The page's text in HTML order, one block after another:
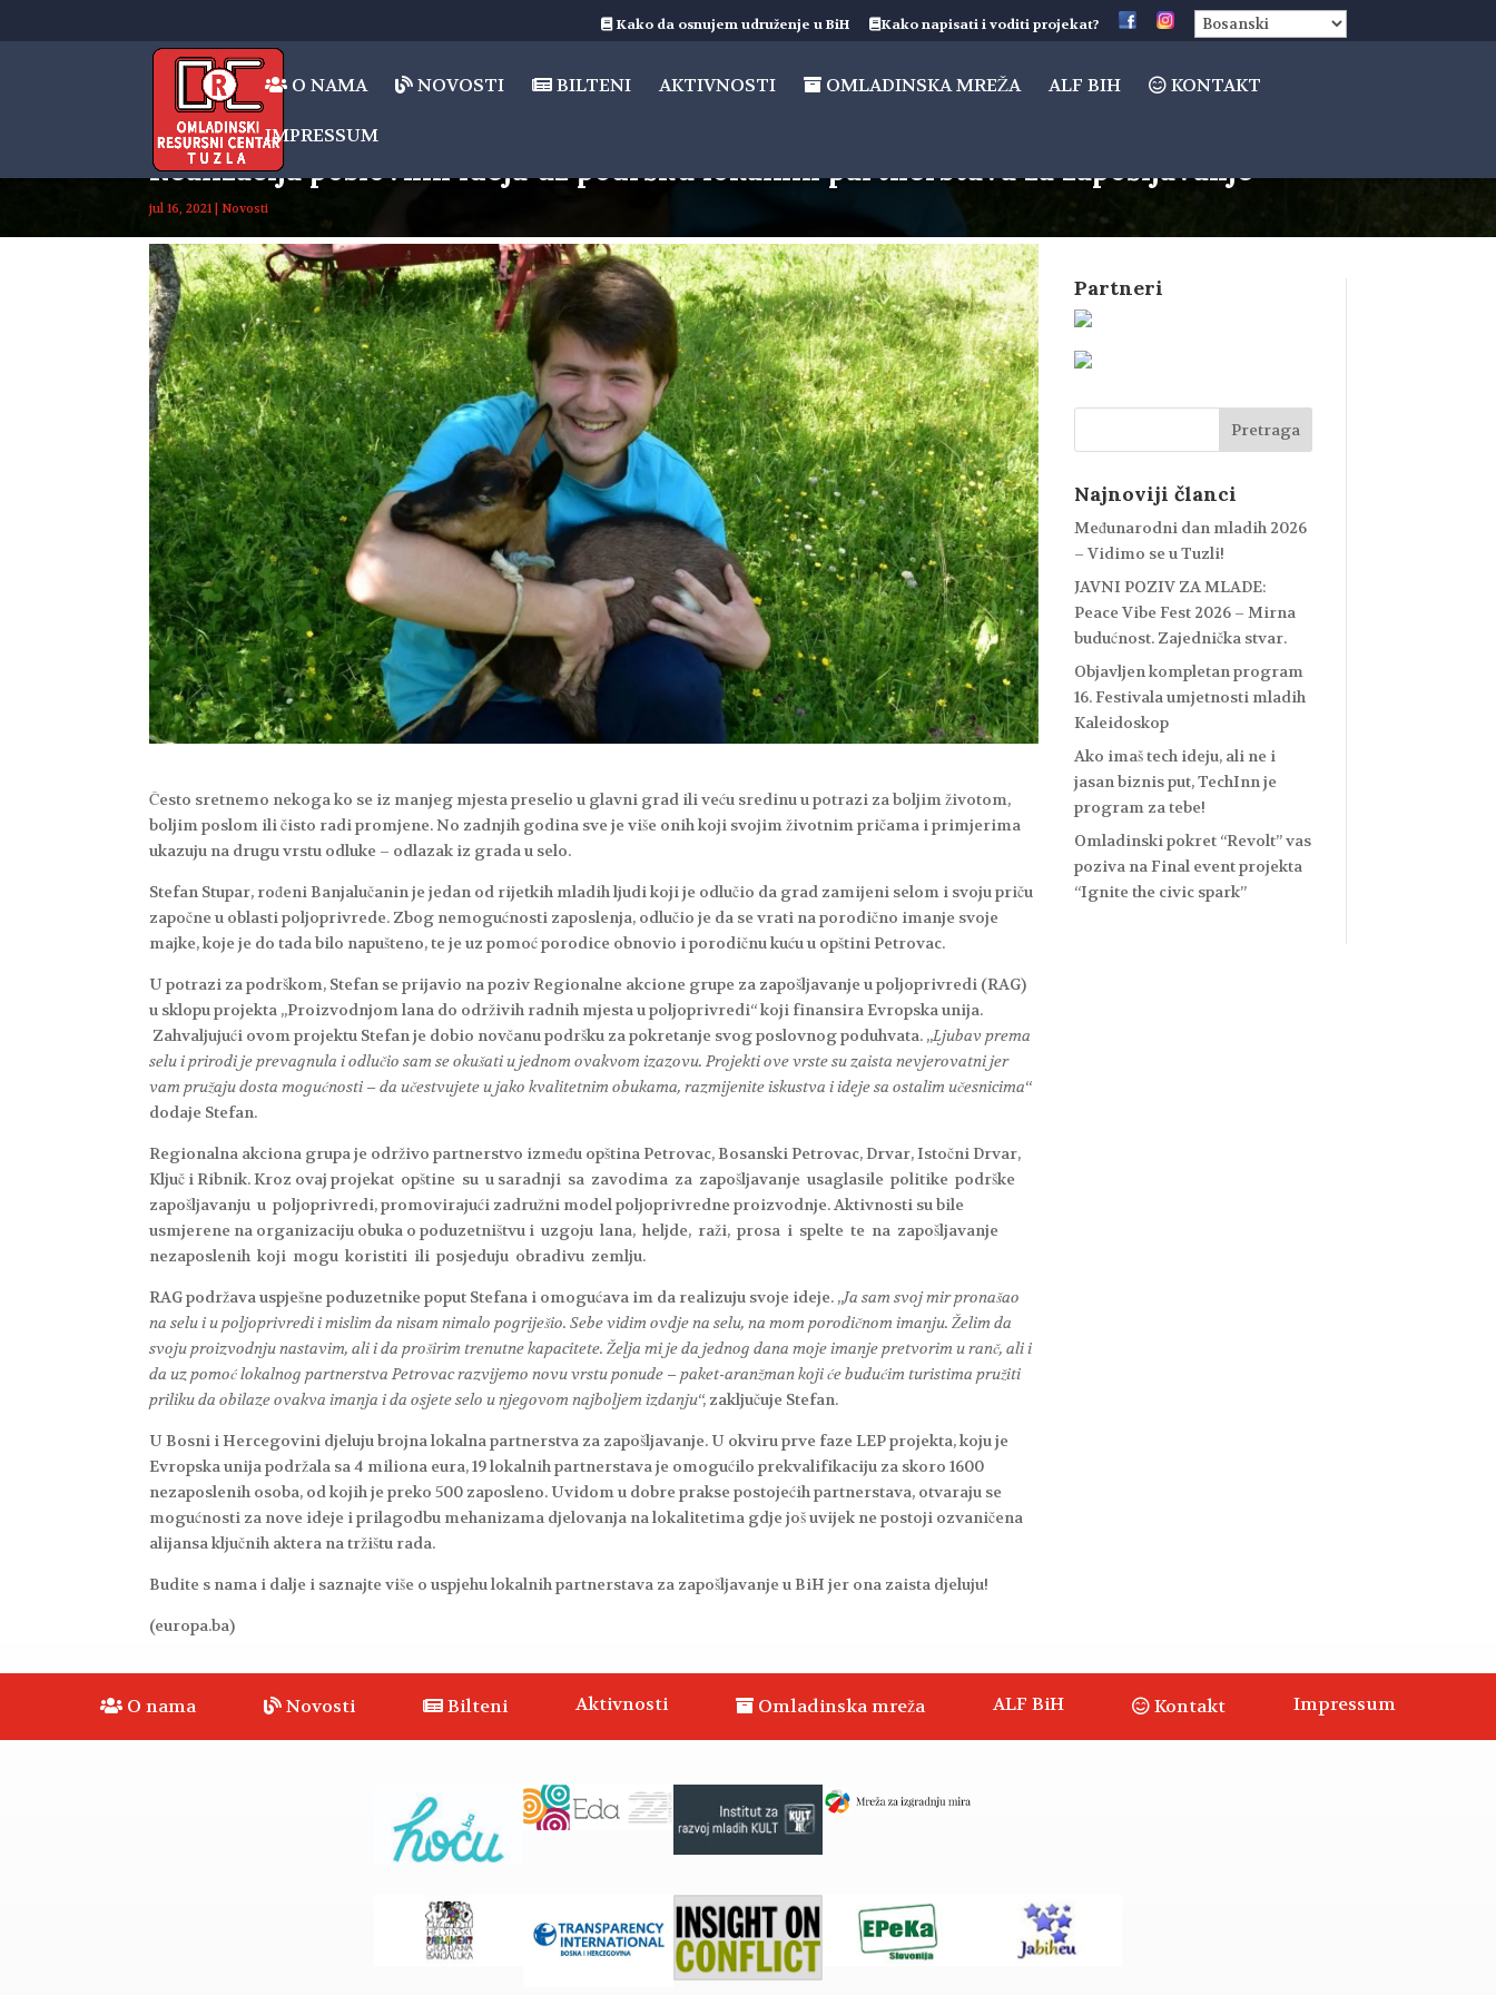
Kako da osnujem udruženje u BiH Kako napisati i voditi projekat?
O NAMA NOVOSTI BILTENI AKTIVNOSTI OMLADINSKA MREŽA ALF BIH KONTAKT
IMPRESSUM
Realizacija poslovnih ideja uz podršku lokalnih partnerstava za zapošljavanje
jul 16, 2021 |Novosti
Često sretnemo nekoga ko se iz manjeg mjesta preselio u glavni grad ili veću sredinu u potrazi za boljim životom,
boljim poslom ili čisto radi promjene. No zadnjih godina sve je više onih koji svojim životnim pričama i primjerima
ukazuju na drugu vrstu odluke – odlazak iz grada u selo.
Stefan Stupar, rođeni Banjalučanin je jedan od rijetkih mladih ljudi koji je odlučio da grad zamijeni selom i svoju priču
započne u oblasti poljoprivrede. Zbog nemogućnosti zaposlenja, odlučio je da se vrati na porodično imanje svoje
majke, koje je do tada bilo napušteno, te je uz pomoć porodice obnovio i porodičnu kuću u opštini Petrovac.
U potrazi za podrškom, Stefan se prijavio na poziv Regionalne akcione grupe za zapošljavanje u poljoprivredi (RAG)
u sklopu projekta „Proizvodnjom lana do održivih radnih mjesta u poljoprivredi“ koji finansira Evropska unija.
Zahvaljujući ovom projektu Stefan je dobio novčanu podršku za pokretanje svog poslovnog poduhvata. „Ljubav prema
selu i prirodi je prevagnula i odlučio sam se okušati u jednom ovakvom izazovu. Projekti ove vrste su zaista nevjerovatni jer
vam pružaju dosta mogućnosti – da učestvujete u jako kvalitetnim obukama, razmijenite iskustva i ideje sa ostalim učesnicima“
dodaje Stefan.
Regionalna akciona grupa je održivo partnerstvo između opština Petrovac, Bosanski Petrovac, Drvar, Istočni Drvar,
Ključ i Ribnik. Kroz ovaj projekat opštine su u saradnji sa zavodima za zapošljavanje usaglasile politike podrške
zapošljavanju u poljoprivredi, promovirajući zadružni model poljoprivredne proizvodnje. Aktivnosti su bile
usmjerene na organizaciju obuka o poduzetništvu i uzgoju lana, heljde, raži, prosa i spelte te na zapošljavanje
nezaposlenih koji mogu koristiti ili posjeduju obradivu zemlju.
RAG podržava uspješne poduzetnike poput Stefana i omogućava im da realizuju svoje ideje. „Ja sam svoj mir pronašao
na selu i u poljoprivredi i mislim da nisam nimalo pogriješio. Sebe vidim ovdje na selu, na mom porodičnom imanju. Želim da
svoju proizvodnju nastavim, ali i da proširim trenutne kapacitete. Želja mi je da jednog dana moje imanje pretvorim u ranč, ali i
da uz pomoć lokalnog partnerstva Petrovac razvijemo novu vrstu ponude – paket-aranžman koji će budućim turistima pružiti
priliku da obilaze ovakva imanja i da osjete selo u njegovom najboljem izdanju“, zaključuje Stefan.
U Bosni i Hercegovini djeluju brojna lokalna partnerstva za zapošljavanje. U okviru prve faze LEP projekta, koju je
Evropska unija podržala sa 4 miliona eura, 19 lokalnih partnerstava je omogućilo prekvalifikaciju za skoro 1600
nezaposlenih osoba, od kojih je preko 500 zaposleno. Uvidom u dobre prakse postojećih partnerstava, otvaraju se
mogućnosti za nove ideje i prilagodbu mehanizama djelovanja na lokalitetima gdje još uvijek ne postoji ozvaničena
alijansa ključnih aktera na tržištu rada.
Budite s nama i dalje i saznajte više o uspjehu lokalnih partnerstava za zapošljavanje u BiH jer ona zaista djeluju!
(europa.ba)
Partneri
Najnoviji članci
Međunarodni dan mladih 2026
– Vidimo se u Tuzli!
JAVNI POZIV ZA MLADE:
Peace Vibe Fest 2026 – Mirna
budućnost. Zajednička stvar.
Objavljen kompletan program
16. Festivala umjetnosti mladih
Kaleidoskop
Ako imaš tech ideju, ali ne i
jasan biznis put, TechInn je
program za tebe!
Omladinski pokret “Revolt” vas
poziva na Final event projekta
“Ignite the civic spark”
O nama Novosti Bilteni Aktivnosti Omladinska mreža ALF BiH Kontakt Impressum